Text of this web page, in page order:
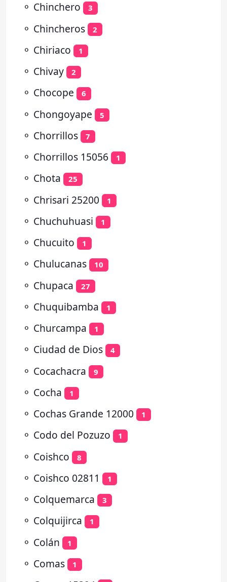
⚬ Chinchero 3
⚬ Chincheros 2
⚬ Chiriaco 1
⚬ Chivay 2
⚬ Chocope 6
⚬ Chongoyape 5
⚬ Chorrillos 7
⚬ Chorrillos 15056 1
⚬ Chota 25
⚬ Chrisari 25200 1
⚬ Chuchuhuasi 1
⚬ Chucuito 1
⚬ Chulucanas 10
⚬ Chupaca 27
⚬ Chuquibamba 1
⚬ Churcampa 1
⚬ Ciudad de Dios 4
⚬ Cocachacra 9
⚬ Cocha 1
⚬ Cochas Grande 12000 1
⚬ Codo del Pozuzo 1
⚬ Coishco 8
⚬ Coishco 02811 1
⚬ Colquemarca 3
⚬ Colquijirca 1
⚬ Colán 1
⚬ Comas 1